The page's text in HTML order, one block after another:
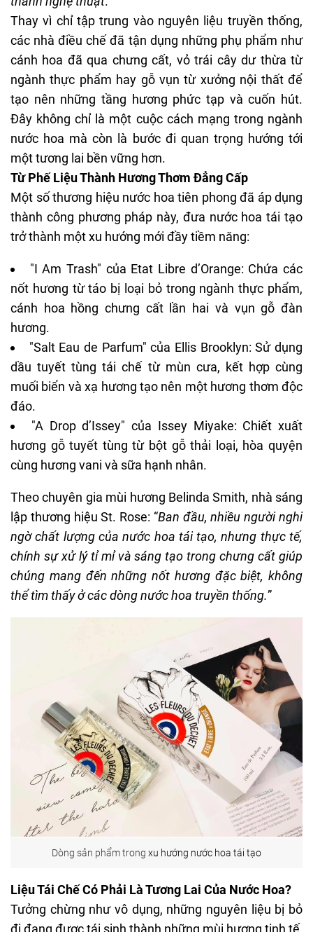
Thay vì chỉ tập trung vào nguyên liệu truyền thống,
các nhà điều chế đã tận dụng những phụ phẩm như
cánh hoa đã qua chưng cất, vỏ trái cây dư thừa từ
ngành thực phẩm hay gỗ vụn từ xưởng nội thất để
tạo nên những tầng hương phức tạp và cuốn hút.
Đây không chỉ là một cuộc cách mạng trong ngành
nước hoa mà còn là bước đi quan trọng hướng tới
một tương lai bền vững hơn.
Từ Phế Liệu Thành Hương Thơm Đẳng Cấp
Một số thương hiệu nước hoa tiên phong đã áp dụng
thành công phương pháp này, đưa nước hoa tái tạo
trở thành một xu hướng mới đầy tiềm năng:
"I Am Trash" của Etat Libre d’Orange: Chứa các
nốt hương từ táo bị loại bỏ trong ngành thực phẩm,
cánh hoa hồng chưng cất lần hai và vụn gỗ đàn
hương.
"Salt Eau de Parfum" của Ellis Brooklyn: Sử dụng
dầu tuyết tùng tái chế từ mùn cưa, kết hợp cùng
muối biển và xạ hương tạo nên một hương thơm độc
đáo.
"A Drop d’Issey" của Issey Miyake: Chiết xuất
hương gỗ tuyết tùng từ bột gỗ thải loại, hòa quyện
cùng hương vani và sữa hạnh nhân.
Theo chuyên gia mùi hương Belinda Smith, nhà sáng
lập thương hiệu St. Rose: “Ban đầu, nhiều người nghi
ngờ chất lượng của nước hoa tái tạo, nhưng thực tế,
chính sự xử lý tỉ mỉ và sáng tạo trong chưng cất giúp
chúng mang đến những nốt hương đặc biệt, không
thể tìm thấy ở các dòng nước hoa truyền thống.”
Dòng sản phẩm trong xu hướng nước hoa tái tạo
Liệu Tái Chế Có Phải Là Tương Lai Của Nước Hoa?
Tưởng chừng như vô dụng, những nguyên liệu bị bỏ
đi đang được tái sinh thành những mùi hương tinh tế,